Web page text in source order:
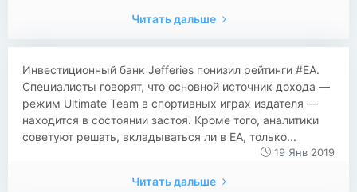
Читать дальше
Инвестиционный банк Jefferies понизил рейтинги #EA.
Специалисты говорят, что основной источник дохода —
режим Ultimate Team в спортивных играх издателя —
находится в состоянии застоя. Кроме того, аналитики
советуют решать, вкладываться ли в EA, только...
19 Янв 2019
Читать дальше